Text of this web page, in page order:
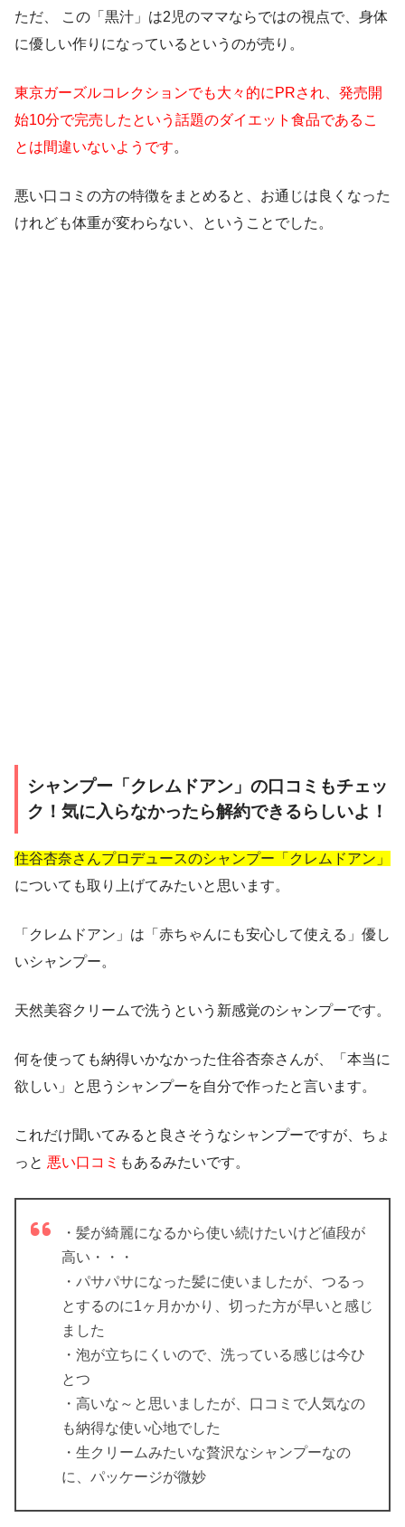
ただ、
この「黒汁」は2児のママならではの視点で、身体
に優しい作りになっているというのが売り 。
東京ガーズルコレクションでも大々的にPRされ、発売開
始10分で完売したという話題のダイエット食品であるこ
とは間違いないようです。
悪い口コミの方の特徴をまとめると、お通じは良くなった
けれども体重が変わらない、ということでした。
シャンプー「クレムドアン」の口コミもチェッ
ク！気に入らなかったら解約できるらしいよ！
住谷杏奈さんプロデュースのシャンプー「クレムドアン」
についても取り上げてみたいと思います。
「クレムドアン」は「赤ちゃんにも安心して使える」優し
いシャンプー。
天然美容クリームで洗うという新感覚のシャンプーです。
何を使っても納得いかなかった住谷杏奈さんが、「本当に
欲しい」と思うシャンプーを自分で作ったと言います。
これだけ聞いてみると良さそうなシャンプーですが、ちょ
っと 悪い口コミ もあるみたいです。
・髪が綺麗になるから使い続けたいけど値段が
高い・・・
・パサパサになった髪に使いましたが、つるっ
とするのに1ヶ月かかり、切った方が早いと感じ
ました
・泡が立ちにくいので、洗っている感じは今ひ
とつ
・高いな～と思いましたが、口コミで人気なの
も納得な使い心地でした
・生クリームみたいな贅沢なシャンプーなの
に、パッケージが微妙